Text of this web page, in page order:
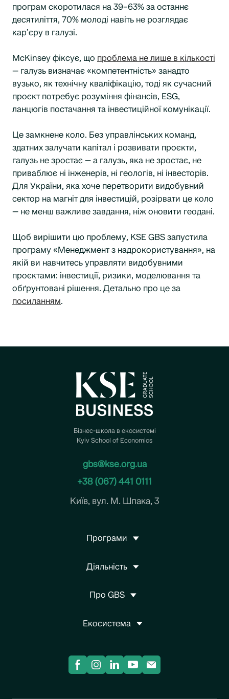
програм скоротилася на 39–63% за останнє
десятиліття, 70% молоді навіть не розглядає
кар’єру в галузі.
McKinsey фіксує, що проблема не лише в кількості
— галузь визначає «компетентність» занадто
вузько, як технічну кваліфікацію, тоді як сучасний
проєкт потребує розуміння фінансів, ESG,
ланцюгів постачання та інвестиційної комунікації.
Це замкнене коло. Без управлінських команд,
здатних залучати капітал і розвивати проєкти,
галузь не зростає — а галузь, яка не зростає, не
приваблює ні інженерів, ні геологів, ні інвесторів.
Для України, яка хоче перетворити видобувний
сектор на магніт для інвестицій, розірвати це коло
— не менш важливе завдання, ніж оновити геодані.
Щоб вирішити цю проблему, KSE GBS запустила
програму «Менеджмент з надрокористування», на
якій ви навчитесь управляти видобувними
проєктами: інвестиції, ризики, моделювання та
обґрунтовані рішення. Детально про це за
посиланням.
Бізнес-школа в екосистемі
Kyiv School of Economics
gbs@kse.org.ua
+38 (067) 441 0111
Київ, вул. М. Шпака, 3
Програми
Діяльність
Про GBS
Екосистема